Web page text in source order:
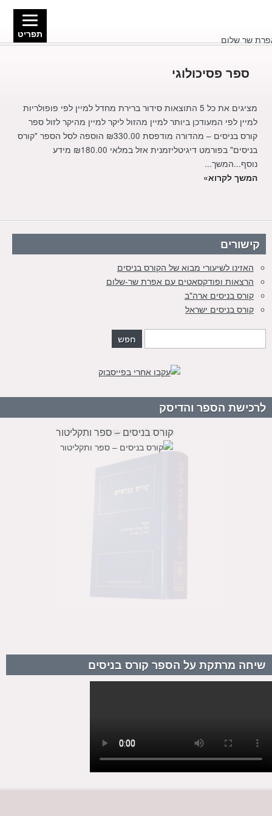
ספר פסיכולוגי
מציגים את כל ⁦5⁩ התוצאות סידור ברירת מחדל למיין לפי פופולריות
למיין לפי המעודכן ביותר למיין מהזול ליקר למיין מהיקר לזול ספר
קורס בניסים – מהדורה מודפסת ₪330.00 הוספה לסל הספר "קורס
בניסים" בפורמט דיגיטליזמנית אזל במלאי ₪180.00 מידע
נוסף...המשך...
המשך לקרוא»
קישורים
האזינו לשיעורי מבוא של הקורס בניסים
הרצאות ופודקסאטים עם אפרת שר-שלום
קורס בניסים ארה"ב
קורס בניסים ישראל
לרכישת הספר והדיסק
ספר קורס בניסים
קורס בניסים – ספר ותקליטור
שיחה מרתקת על הספר קורס בניסים
תפריט